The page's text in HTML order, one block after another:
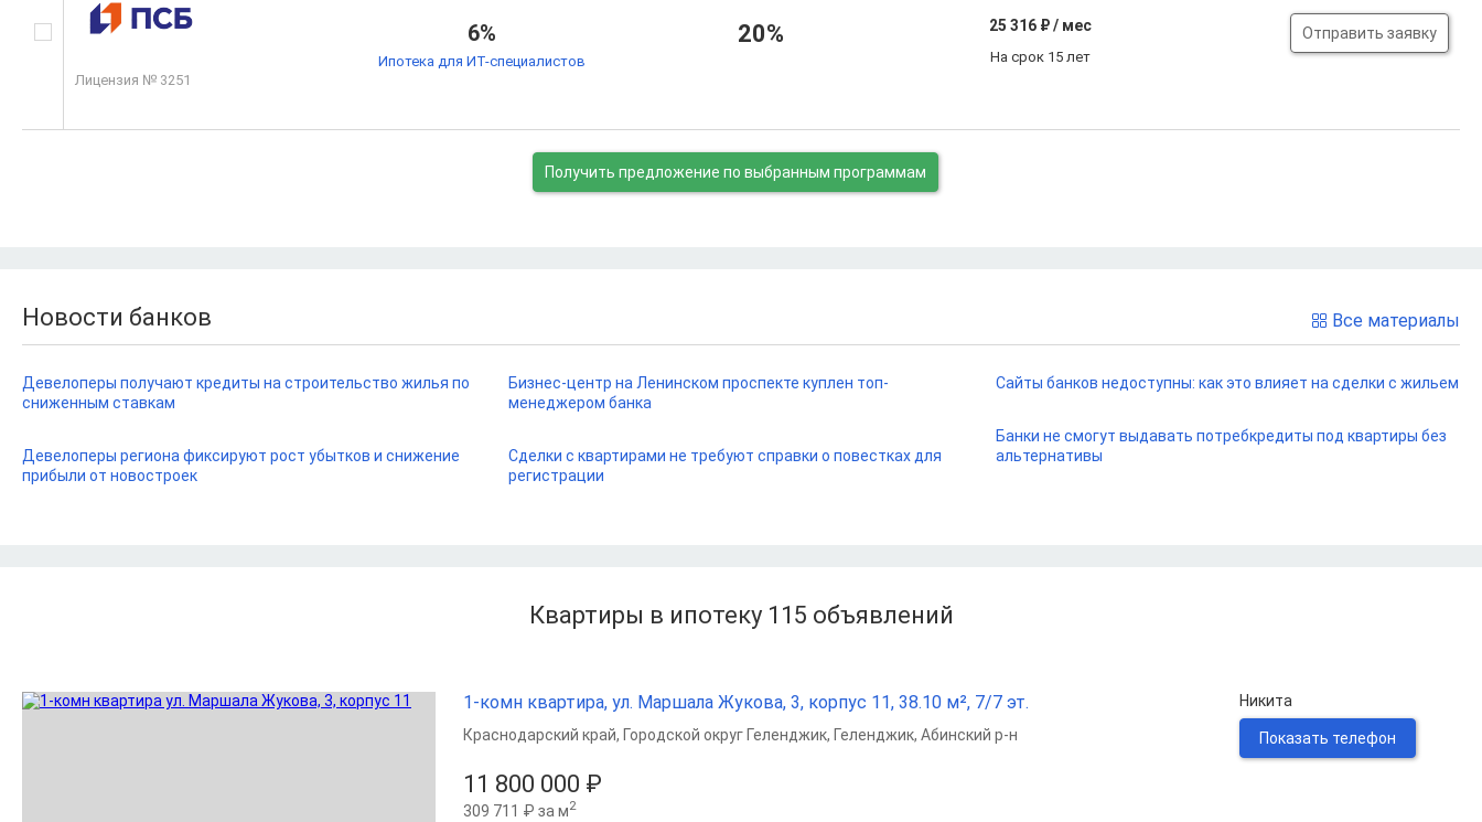
Лицензия № 3251
6%
Ипотека для ИТ-специалистов
20% 25 316₽ / мес
На срок 15 лет
Отправить заявку
Получить предложение по выбранным программам
Все материалы
Новости банков
Девелоперы получают кредиты на строительство жилья по
сниженным ставкам
Девелоперы региона фиксируют рост убытков и снижение
прибыли от новостроек
Бизнес-центр на Ленинском проспекте куплен топ-
менеджером банка
Сделки с квартирами не требуют справки о повестках для
регистрации
Сайты банков недоступны: как это влияет на сделки с жильем
Банки не смогут выдавать потребкредиты под квартиры без
альтернативы
Квартиры в ипотеку 115 объявлений
1-комн квартира, ул. Маршала Жукова, 3, корпус 11, 38.10 м², 7/7 эт.
11 800 000 ₽
309 711 ₽ за м2
Краснодарский край, Городской округ Геленджик, Геленджик, Абинский р-н
Никита
Показать телефон